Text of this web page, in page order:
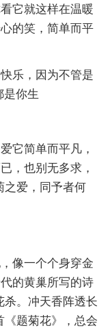
它就这样在温暖
的笑，简单而平
乐，因为不管是
是你生
它简单而平凡，
，也别无多求，
之爱，同予者何
像一个个身穿金
的黄巢所写的诗
杀。冲天香阵透长
《题菊花》，总会